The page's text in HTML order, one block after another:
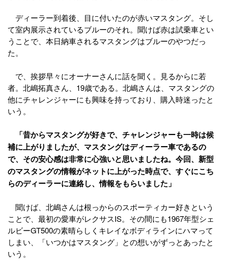
ディーラー到着後、目に付いたのが赤いマスタング。そし
て室内展示されているブルーのそれ。聞けば赤は試乗車とい
うことで、本日納車されるマスタングはブルーのやつだっ
た。
で、挨拶早々にオーナーさんに話を聞く。見るからに若
者。北嶋拓真さん、19歳である。北嶋さんは、マスタングの
他にチャレンジャーにも興味を持っており、購入時迷ったと
いう。
「昔からマスタングが好きで、チャレンジャーも一時は候
補に上がりましたが、マスタングはディーラー車であるの
で、その安心感は非常に心強いと思いましたね。今回、新型
のマスタングの情報がネットに上がった時点で、すぐにこち
らのディーラーに連絡し、情報をもらいました」
聞けば、北嶋さんは根っからのスポーティカー好きという
ことで、最初の愛車がレクサスIS。その間にも1967年型シェ
ルビーGT500の素晴らしくキレイなボディラインにハマって
しまい、「いつかはマスタング」との想いがずっとあったと
いう。